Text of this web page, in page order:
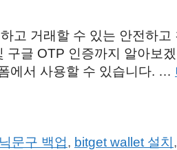
고 거래할 수 있는 안전하
구글 OTP 인증까지 알아보
에서 사용할 수 있습니다. …
문구 백업, bitget wallet 설치 ,